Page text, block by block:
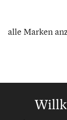
alle Marken